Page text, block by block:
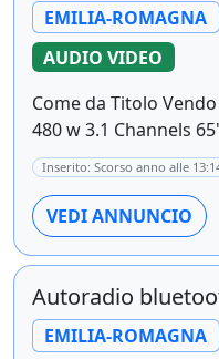
EMILIA-ROMAGNA
AUDIO VIDEO
Come da Titolo
480 w 3.1 Channels
Inserito: Scorso anno alle
VEDI ANNUNCIO
Autoradio
EMILIA-ROMAGNA